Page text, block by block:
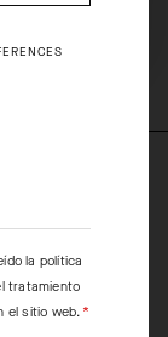
la política
tratamiento
el sitio web.